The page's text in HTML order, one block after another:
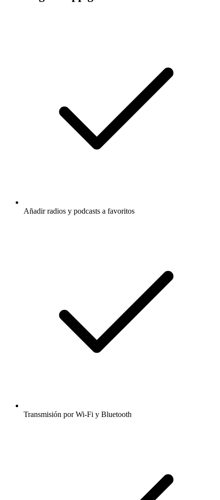
Añadir radios y podcasts a favoritos
Transmisión por Wi-Fi y Bluetooth